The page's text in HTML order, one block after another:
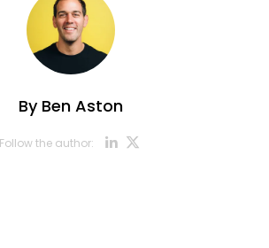
ByBen Aston
Follow the author: Opens new
Opens new
Opens new